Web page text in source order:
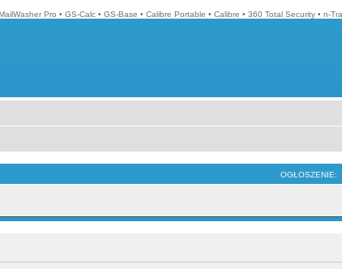
Pro • GS-Calc • GS-Base • Calibre Portable • Calibre • 360 Total Security • n-
OGŁOSZENIE: